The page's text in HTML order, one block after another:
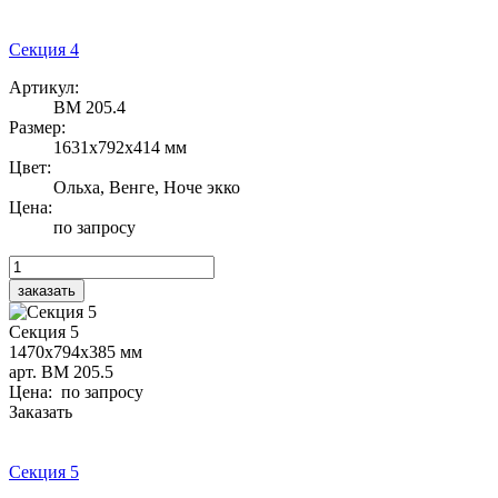
Секция 4
Артикул:
ВМ 205.4
Размер:
1631х792х414 мм
Цвет:
Ольха, Венге, Ноче экко
Цена:
по запросу
Секция 5
1470х794х385 мм
арт. ВМ 205.5
Цена: по запросу
Заказать
Секция 5